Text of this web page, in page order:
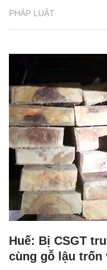
PHÁP LUẬT
Huế: Bị CSGT
cùng gỗ lậu trốn